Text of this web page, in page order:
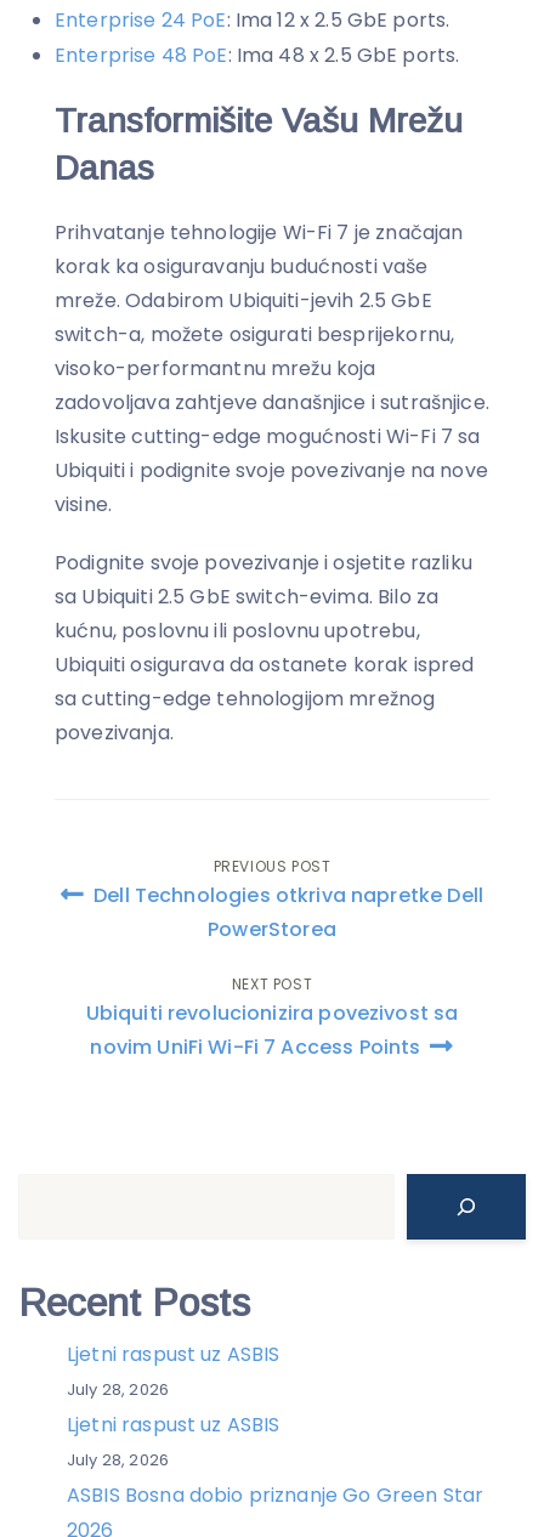
Enterprise 24 PoE: Ima 12 x 2.5 GbE ports.
Enterprise 48 PoE: Ima 48 x 2.5 GbE ports.
Transformišite Vašu Mrežu
Danas
Prihvatanje tehnologije Wi-Fi 7 je značajan
korak ka osiguravanju budućnosti vaše
mreže. Odabirom Ubiquiti-jevih 2.5 GbE
switch-a, možete osigurati besprijekornu,
visoko-performantnu mrežu koja
zadovoljava zahtjeve današnjice i sutrašnjice.
Iskusite cutting-edge mogućnosti Wi-Fi 7 sa
Ubiquiti i podignite svoje povezivanje na nove
visine.
Podignite svoje povezivanje i osjetite razliku
sa Ubiquiti 2.5 GbE switch-evima. Bilo za
kućnu, poslovnu ili poslovnu upotrebu,
Ubiquiti osigurava da ostanete korak ispred
sa cutting-edge tehnologijom mrežnog
povezivanja.
Post
navigation
PREVIOUS POST
Dell Technologies otkriva napretke Dell
PowerStorea
NEXT POST
Ubiquiti revolucionizira povezivost sa
novim UniFi Wi-Fi 7 Access Points
Recent Posts
Ljetni raspust uz ASBIS
July 28, 2026
Ljetni raspust uz ASBIS
July 28, 2026
ASBIS Bosna dobio priznanje Go Green Star
2026